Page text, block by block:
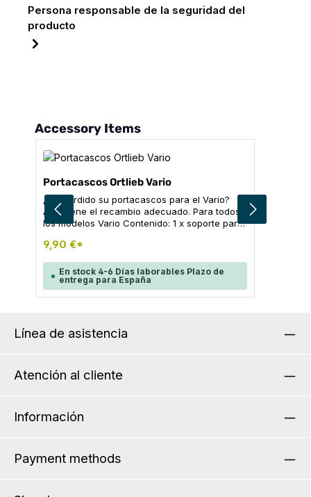
Persona responsable de la seguridad del
producto
Omitir la galería de productos
Accessory Items
Portacascos Ortlieb Vario
¿Ha perdido su portacascos para el Vario?
Aquí tiene el recambio adecuado. Para todos
los modelos Vario Contenido: 1 x soporte para
9,90 €*
En stock 4-6 Días laborables Plazo de
entrega para España
Línea de asistencia
Atención al cliente
Información
Payment methods